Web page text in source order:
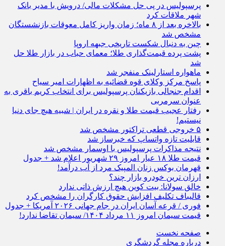
پرسپولیس در پی حل مشکلات مالی/ درویش با مدیر بانک
شهر ملاقات کرد
بالاخره بعد از ۸ ماه؛ زمان واریز کامل معوقات بازنشستگان
مشخص شد
چین به دنبال شکست تاریخی جبهه اروپا
پشت پرده قیمت‌گذاری طلا؛ معمای حباب در بازار طلا حل
شد
ماهواره استارلینک منفجر شد
پاسخ مرکز وکلای قوه قضائیه به اظهارات امیر سیاح
اقدام جنجالی بازیکنان پرسپولیس برای انتخاب کریم باقری به
عنوان سرمربی
رفتار عجیب قیمت طلا و نقره در ایران | شبیه هیچ جای دنیا
نیستیم!
۵ خروجی قطعی تراکتور مشخص شد
قابلیت تازه واتساپ که خبرساز شد
نتیجه مذاکرات پرسپولیس با اوسمار مشخص شد
قیمت طلا ۱۸ عیار امروز ۲۹ شهریور اعلام شد + جدول
قهرمان بوکس زنان المپیک مرد از آب درآمد!
ارزان ترین خودرو بازار چند؟
خالق سولانا: بیت کوین هیچ ارزش ذاتی ندارد
قالیباف تکلیف افزایش حقوق کارگران را مشخص کرد
فوری / قرعه آسان ایران در جام جهانی ۲۰۲۶ آمریکا + جدول
قیمت سیمان امروز ۱۱ مرداد ۱۴۰۴/ سیمان تقاضا ندارد!
صفحه نخست
درباره مجله گردشگری